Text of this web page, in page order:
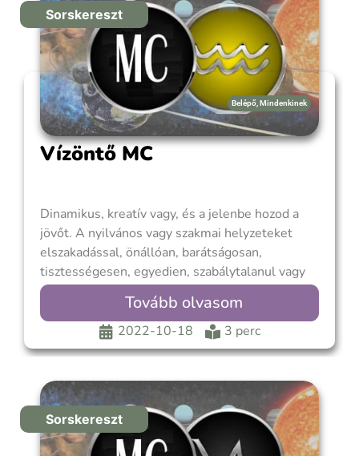
Sorskereszt
Belépő Mindenkinek
Vízöntő MC
Dinamikus, kreatív vagy, és a jelenbe hozod a
jövőt. A nyilvános vagy szakmai helyzeteket
elszakadással, önállóan, barátságosan,
tisztességesen, egyedien, szabálytalanul vagy
találékonyan közelíted meg. Az Uránusz uralja a
Vízöntő MC-t, ezért nézd meg azt a házat, ahol
az Uránusz van a születési képletedben a
hivatásod innovációja miatt. Alapvetően
Tovább olvasom
2022-10-18 3 perc
Sorskereszt